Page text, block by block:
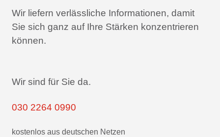
Wir liefern verlässliche Informationen, damit
Sie sich ganz auf Ihre Stärken konzentrieren
können.
Wir sind für Sie da.
030 2264 0990
kostenlos aus deutschen Netzen